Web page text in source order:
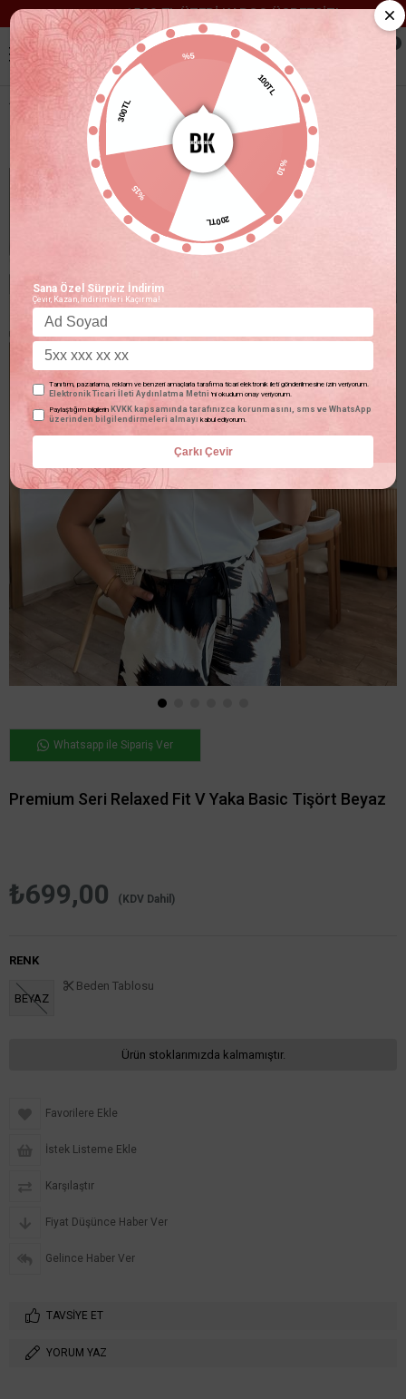
1500 TL ÜZERİ KARGO ÜCRETSİZ!
0
Whatsapp ile Sipariş Ver
Premium Seri Relaxed Fit V Yaka Basic Tişört Beyaz
₺699,00 (KDV Dahil)
RENK
BEYAZ
Beden Tablosu
Ürün stoklarımızda kalmamıştır.
Favorilere Ekle
İstek Listeme Ekle
Karşılaştır
Fiyat Düşünce Haber Ver
Gelince Haber Ver
TAVSIYE ET
YORUM YAZ
%5
100TL
%10
200TL
%15
300TL
Sana Özel Sürpriz İndirim
Çevir, Kazan, İndirimleri Kaçırma!
Tanıtım, pazarlama, reklam ve benzeri amaçlarla tarafıma ticari elektronik ileti gönderilmesine izin veriyorum.
Elektronik Ticari İleti Aydınlatma Metni 'ni okudum onay veriyorum.
Paylaştığım bilgilerin KVKK kapsamında tarafınızca korunmasını, sms ve WhatsApp
üzerinden bilgilendirmeleri almayı kabul ediyorum.
Çarkı Çevir